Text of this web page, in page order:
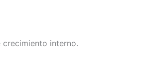
crecimiento interno.